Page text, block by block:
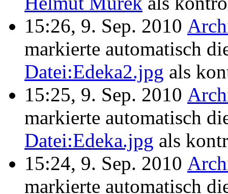
15:26, 9. Sep. 2010
markierte automatisch
Datei:Edeka2.jpg als
15:25, 9. Sep. 2010
markierte automatisch
Datei:Edeka.jpg als
15:24, 9. Sep. 2010
markierte automatisch